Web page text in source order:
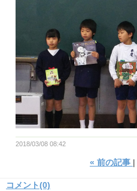
2018/03/08 08:42
« 前の記事
コメント(0)